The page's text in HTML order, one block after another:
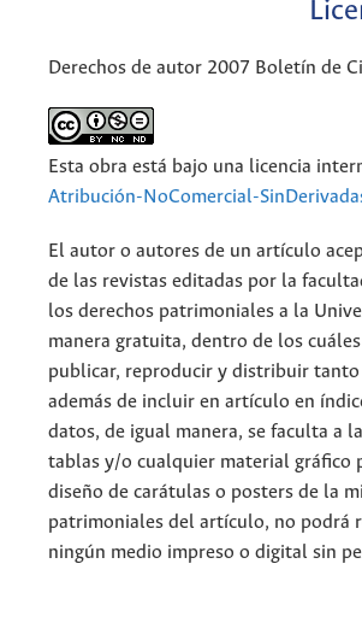
Derechos de autor 2007 Boletín de
Esta obra está bajo una licencia
Atribución-NoComercial-
El autor o autores de un artículo
de las revistas editadas por la
los derechos patrimoniales a la
manera gratuita, dentro de los
publicar, reproducir y distribuir
además de incluir en artículo en
datos, de igual manera, se faculta a
tablas y/o cualquier material gráfico
diseño de carátulas o posters de la
patrimoniales del artículo, no podrá
ningún medio impreso o digital sin